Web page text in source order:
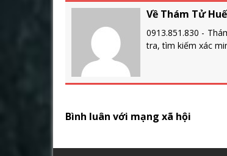
Về Thám Tử Huế
0913.851.830 -
tra, tìm kiếm xác
Bình luân với mạng xã hội